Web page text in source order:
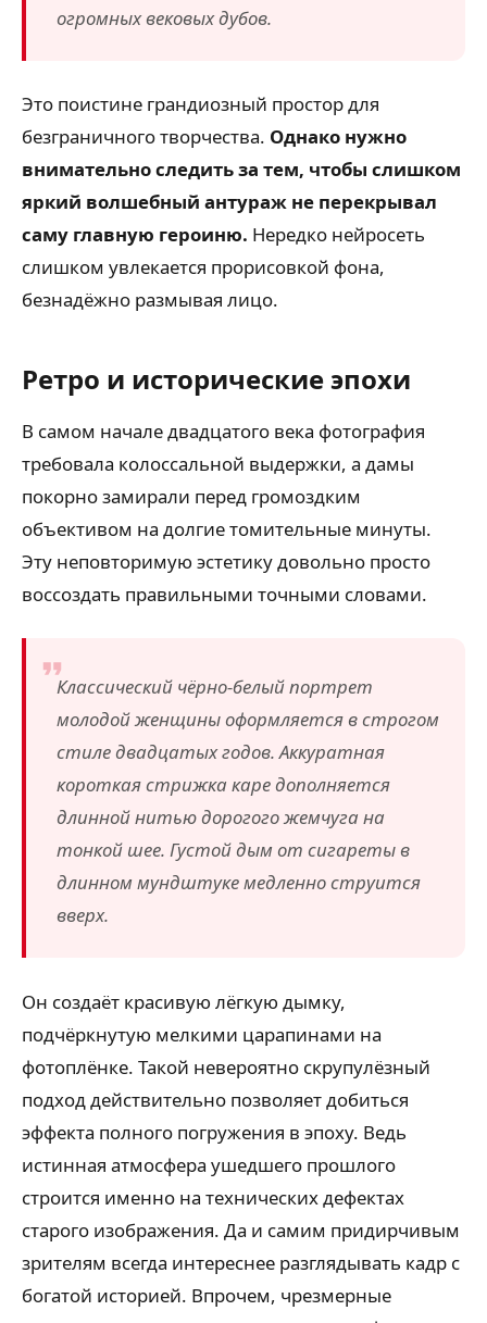
огромных вековых дубов.
Это поистине грандиозный простор для
безграничного творчества. Однако нужно
внимательно следить за тем, чтобы слишком
яркий волшебный антураж не перекрывал
саму главную героиню. Нередко нейросеть
слишком увлекается прорисовкой фона,
безнадёжно размывая лицо.
Ретро и исторические эпохи
В самом начале двадцатого века фотография
требовала колоссальной выдержки, а дамы
покорно замирали перед громоздким
объективом на долгие томительные минуты.
Эту неповторимую эстетику довольно просто
воссоздать правильными точными словами.
Классический чёрно-белый портрет
молодой женщины оформляется в строгом
стиле двадцатых годов. Аккуратная
короткая стрижка каре дополняется
длинной нитью дорогого жемчуга на
тонкой шее. Густой дым от сигареты в
длинном мундштуке медленно струится
вверх.
Он создаёт красивую лёгкую дымку,
подчёркнутую мелкими царапинами на
фотоплёнке. Такой невероятно скрупулёзный
подход действительно позволяет добиться
эффекта полного погружения в эпоху. Ведь
истинная атмосфера ушедшего прошлого
строится именно на технических дефектах
старого изображения. Да и самим придирчивым
зрителям всегда интереснее разглядывать кадр с
богатой историей. Впрочем, чрезмерные